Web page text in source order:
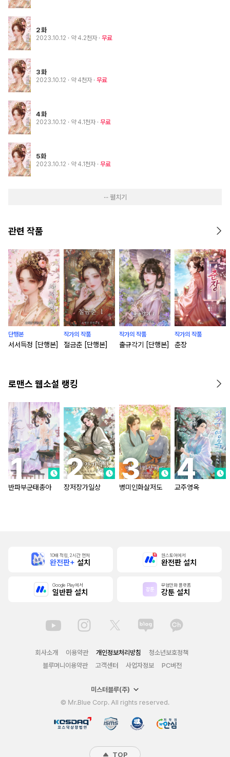
2화
2023.10.12 · 약 4.2천자 무료
3화
2023.10.12 · 약 4천자 무료
4화
2023.10.12 · 약 4.1천자 무료
5화
2023.10.12 · 약 4.1천자 무료
··· 펼치기
관련 작품
단행본
서서득정 [단행본]
작가의 작품
절금춘 [단행본]
작가의 작품
출규각기 [단행본]
작가의 작품
춘장
로맨스 웹소설 랭킹
반파부군태총아 장저장가일상 병미인화살저도 교주영옥
10배 적립, 2시간 먼저
완전판+ 설치
원스토어에서
완전판 설치
Google Play에서
일반판 설치
무협만화 플랫폼
강툰 설치
회사소개 이용약관 개인정보처리방침
청소년보호정책
블루머니이용약관
고객센터 사업자정보 PC버전
미스터블루(주)
© Mr.Blue Corp. All rights reserved.
TOP